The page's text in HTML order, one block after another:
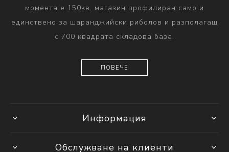
момента е 150кв. магазин профилиран само и
единствено за шаранджийски риболов и разполагащ
с 700 квадрата складова база.
ПОВЕЧЕ
Информация
Обслужване на клиенти